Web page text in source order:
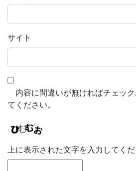
サイト
内容に間違いが無ければチェッ
てください。
上に表示された文字を入力してくだ